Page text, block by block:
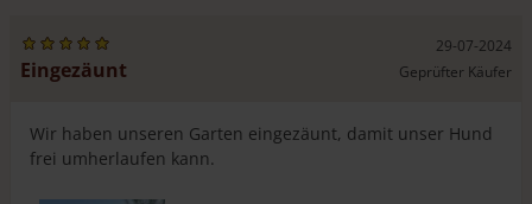
Eingezäunt Geprüfter Käufer
29-07-2024
Wir haben unseren Garten eingezäunt, damit unser Hund
frei umherlaufen kann.